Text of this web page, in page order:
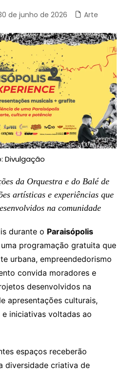
de junho de 2026 Arte
Divulgação
da Orquestra e do Balé de
artísticas e experiências que
na comunidade
durante o Paraisópolis
programação gratuita que
urbana, empreendedorismo
convida moradores e
desenvolvidos na
apresentações culturais,
iniciativas voltadas ao
espaços receberão
diversidade criativa de